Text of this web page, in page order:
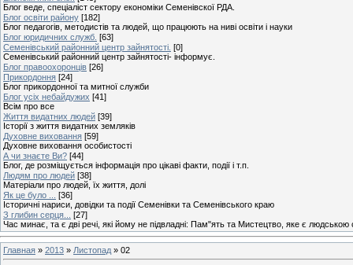
Блог веде, спеціаліст сектору економіки Семенівскої РДА.
Блог освіти району [182]
Блог педагогів, методистів та людей, що працюють на ниві освіти і науки
Блог юридичних служб. [63]
Семенівський районний центр зайнятості. [0]
Семенівський районний центр зайнятості- інформує.
Блог правоохоронців [26]
Прикордоння [24]
Блог прикордонної та митної служби
Блог усіх небайдужих [41]
Всім про все
Життя видатних людей [39]
Історії з життя видатних земляків
Духовне виховання [59]
Духовне виховання особистості
А чи знаєте Ви? [44]
Блог, де розміщується інформація про цікаві факти, події і т.п.
Людям про людей [38]
Матеріали про людей, їх життя, долі
Як це було ...
[36]
Історичні нариси, довідки та події Семенівки та Семенівського краю
З глибин серця...
[27]
Час минає, та є дві речі, які йому не підвладні: Пам"ять та Мистецтво, яке є
Главная » 2013 » Листопад » 02